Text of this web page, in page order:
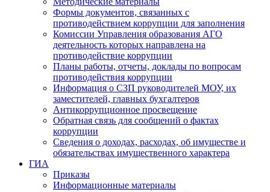
Формы документов, связанных с
противодействием коррупции для заполнения
Комиссии Управления образования АГО
деятельность которых направлена на
противодействие коррупции
Планы работы, отчеты, доклады по вопросам
противодействия коррупции
Информация о СЗП руководителей МОУ, их
заместителей, главных бухгалтеров
Антикоррупционное просвещение
Обратная связь для сообщений о фактах
коррупции
Сведения о доходах, расходах, об имуществе и
обязательствах имущественного характера
ГИА
Приказы
Информационные материалы